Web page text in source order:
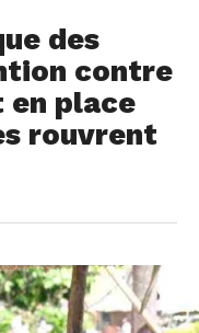
des
contre
en place
rouvrent